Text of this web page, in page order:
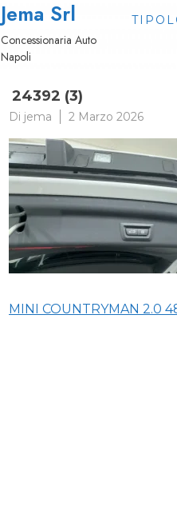
Jema Srl
Concessionaria Auto
Napoli
24392 (3)
Di jema 2 Marzo 2026
Navigazione
MINI COUNTRYMAN 2.0